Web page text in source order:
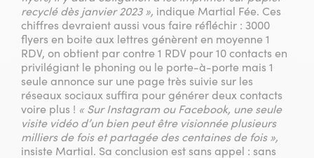
recyclé dès janvier 2023 », indique Martial Fée. Ces
chiffres devraient aussi vous faire réfléchir : 3000
flyers en boite aux lettres génèrent en moyenne 1
RDV, on obtient par contre 1 RDV pour 10 contacts en
privilégiant le phoning ou le porte-à-porte mais 1
seule annonce sur une page très suivie sur les
réseaux sociaux suffira pour générer deux contacts
voire plus ! « Sur Instagram ou Facebook, une seule
visite vidéo d’un bien peut être visionnée plusieurs
milliers de fois et partagée des centaines de fois »,
insiste Martial. Sa conclusion est sans appel : sans